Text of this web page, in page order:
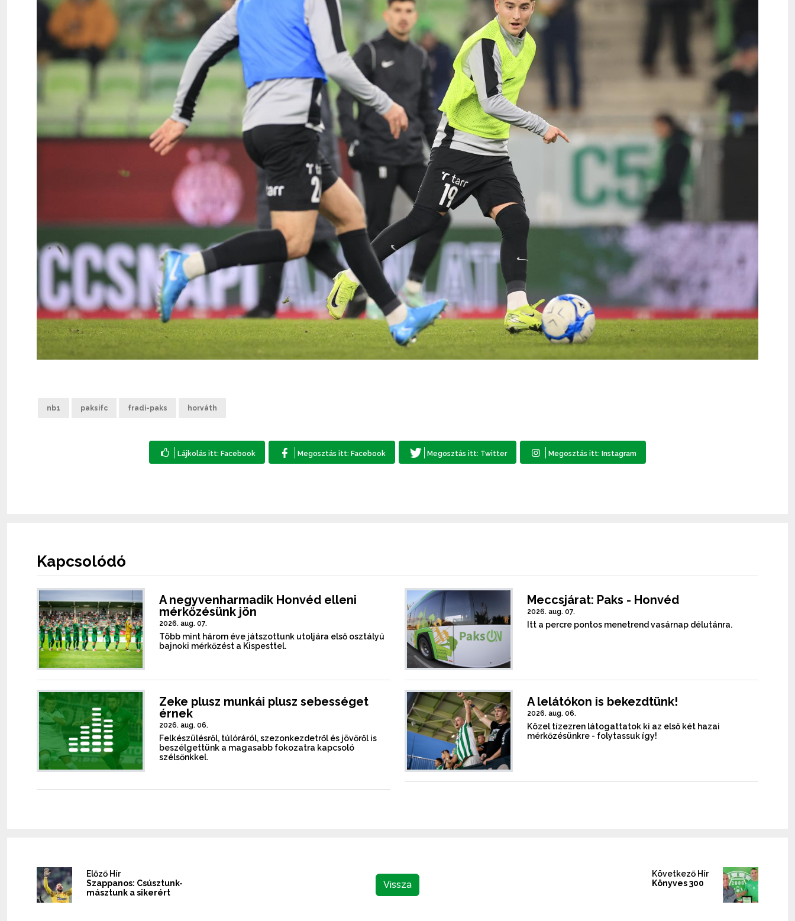
nb1 paksifc fradi-paks horváth
Kapcsolódó
A negyvenharmadik Honvéd elleni
mérkőzésünk jön
2026. aug. 07.
Több mint három éve játszottunk utoljára első osztályú
bajnoki mérkőzést a Kispesttel.
Meccsjárat: Paks - Honvéd
2026. aug. 07.
Itt a percre pontos menetrend vasárnap délutánra.
Zeke plusz munkái plusz sebességet
érnek
2026. aug. 06.
Felkészülésről, túlóráról, szezonkezdetről és jövőről is
beszélgettünk a magasabb fokozatra kapcsoló
szélsőnkkel.
A lelátókon is bekezdtünk!
2026. aug. 06.
Közel tízezren látogattatok ki az első két hazai
mérkőzésünkre - folytassuk így!
Előző Hír
Szappanos: Csúsztunk-
másztunk a sikerért
Vissza
Következő Hír
Könyves 300